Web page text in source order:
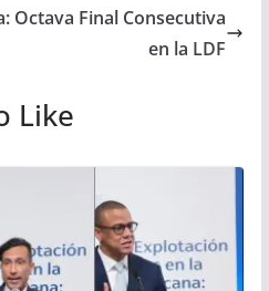
Octava Final Consecutiva
en la LDF
Like